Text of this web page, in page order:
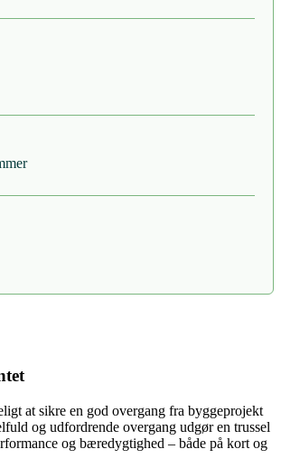
at sikre en god overgang fra byggeprojekt
og udfordrende overgang udgør en trussel
og bæredygtighed – både på kort og